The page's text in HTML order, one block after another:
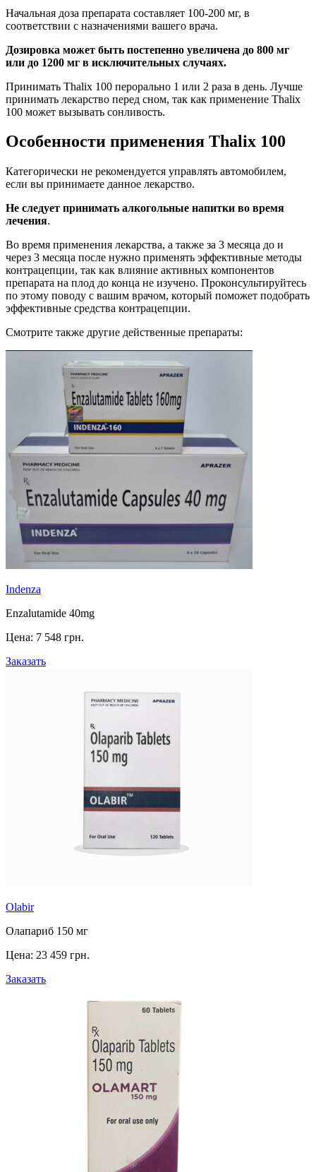
Начальная доза препарата составляет 100-200 мг, в
соответствии с назначениями вашего врача.
Дозировка может быть постепенно увеличена до 800 мг
или до 1200 мг в исключительных случаях.
Принимать Thalix 100 перорально 1 или 2 раза в день. Лучше
принимать лекарство перед сном, так как применение Thalix
100 может вызывать сонливость.
Особенности применения Thalix 100
Категорически не рекомендуется управлять автомобилем,
если вы принимаете данное лекарство.
Не следует принимать алкогольные напитки во время
лечения.
Во время применения лекарства, а также за 3 месяца до и
через 3 месяца после нужно применять эффективные методы
контрацепции, так как влияние активных компонентов
препарата на плод до конца не изучено. Проконсультируйтесь
по этому поводу с вашим врачом, который поможет подобрать
эффективные средства контрацепции.
Смотрите также другие действенные препараты:
Indenza
Enzalutamide 40mg
Цена: 7 548 грн.
Заказать
Olabir
Олапариб 150 мг
Цена: 23 459 грн.
Заказать